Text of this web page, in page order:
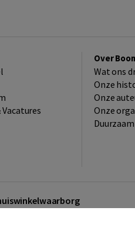
Over
Wat ons
Onze
Onze
Onze